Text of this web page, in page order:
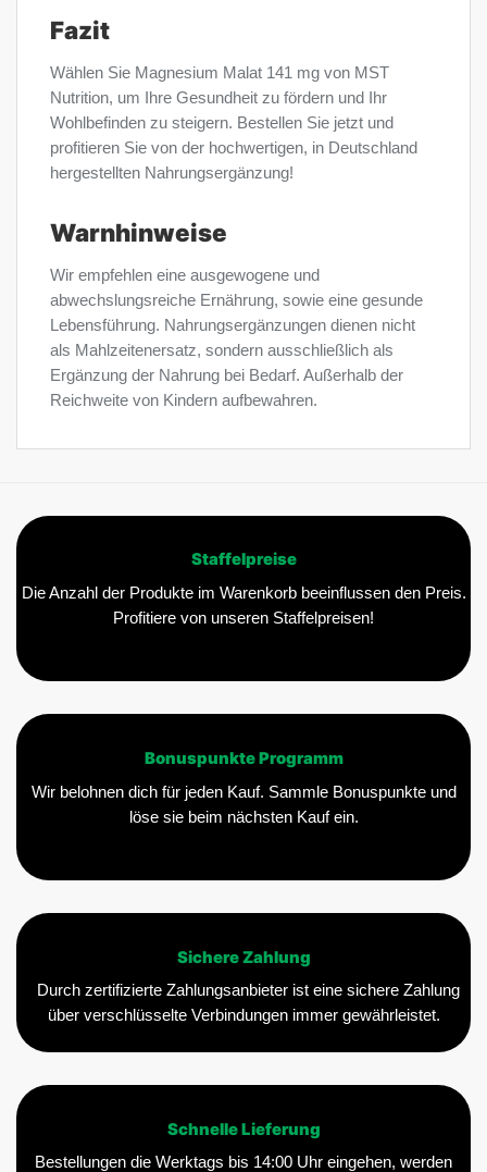
Fazit
Wählen Sie Magnesium Malat 141 mg von MST
Nutrition, um Ihre Gesundheit zu fördern und Ihr
Wohlbefinden zu steigern. Bestellen Sie jetzt und
profitieren Sie von der hochwertigen, in Deutschland
hergestellten Nahrungsergänzung!
Warnhinweise
Wir empfehlen eine ausgewogene und
abwechslungsreiche Ernährung, sowie eine gesunde
Lebensführung. Nahrungsergänzungen dienen nicht
als Mahlzeitenersatz, sondern ausschließlich als
Ergänzung der Nahrung bei Bedarf. Außerhalb der
Reichweite von Kindern aufbewahren.
Staffelpreise
Die Anzahl der Produkte im Warenkorb beeinflussen den Preis.
Profitiere von unseren Staffelpreisen!
Bonuspunkte Programm
Wir belohnen dich für jeden Kauf. Sammle Bonuspunkte und
löse sie beim nächsten Kauf ein.
Sichere Zahlung
Durch zertifizierte Zahlungsanbieter ist eine sichere Zahlung
über verschlüsselte Verbindungen immer gewährleistet.
Schnelle Lieferung
Bestellungen die Werktags bis 14:00 Uhr eingehen, werden